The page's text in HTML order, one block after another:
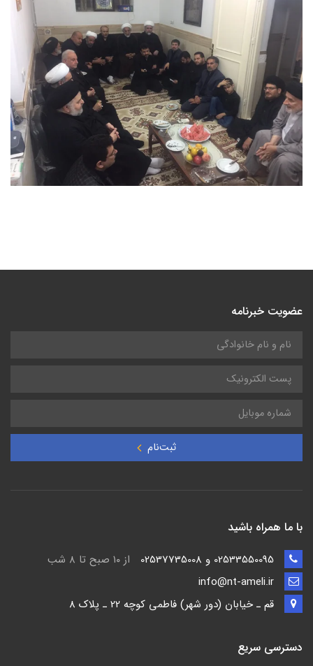
عضویت خبرنامه
ثبت‌نام
با ما همراه باشید
از ۱۰ صبح تا ۸ شب
قم ـ خيابان (دور شهر) فاطمي كوچه 22 ـ پلاک 8
دسترسی سریع